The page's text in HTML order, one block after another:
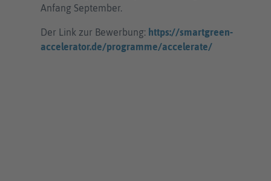
Anfang September.
Der Link zur Bewerbung: https://smartgreen-
accelerator.de/programme/accelerate/